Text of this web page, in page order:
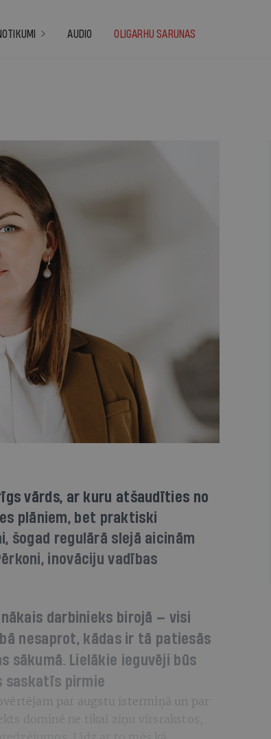
AUDIO OLIGARHU SARUNAS
vārds, ar kuru atšaudīties no
plāniem, bet praktiski
regulārā slejā aicinām
inovāciju vadības
darbinieks birojā — visi
nesaprot, kādas ir tā patiesās
sākumā. Lielākie ieguvēji būs
saskatīs pirmie
par augstu īstermiņā un par
dominē ne tikai ziņu virsrakstos,